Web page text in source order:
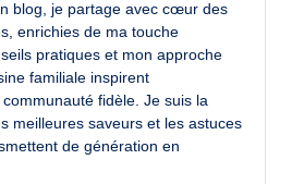
blog, je partage avec cœur des
enrichies de ma touche
pratiques et mon approche
familiale inspirent
fidèle. Je suis la
meilleures saveurs et les astuces
de génération en